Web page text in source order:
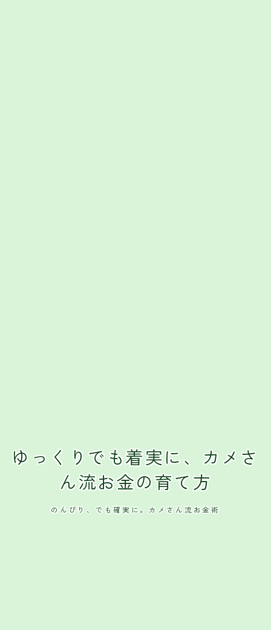
ゆっくりでも着実に、カメさ
ん流お金の育て方
のんびり、でも確実に。カメさん流お金術